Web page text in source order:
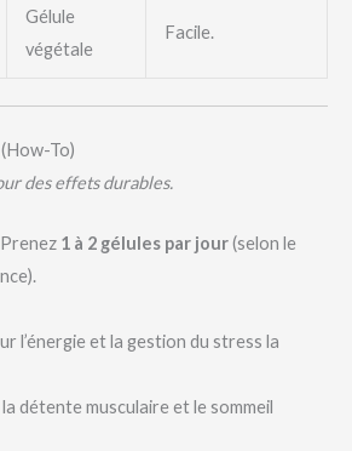
Gélule
végétale
Facile.
To)
des effets durables.
Prenez 1 à 2 gélules par jour(selon le
l’énergie et la gestion du stress la
détente musculaire et le sommeil